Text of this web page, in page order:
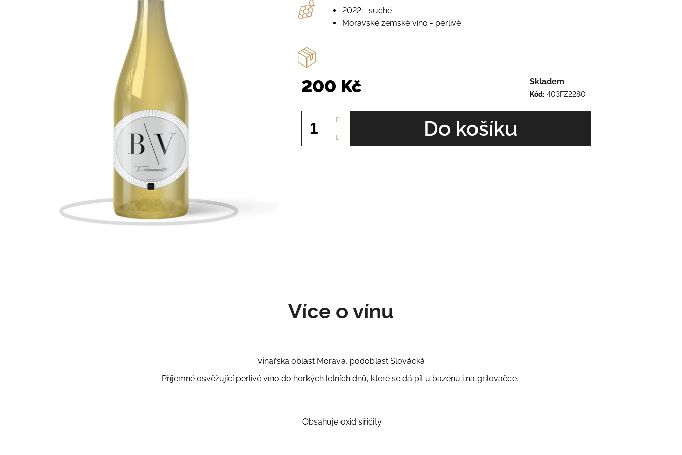
2022 - suché
Moravské zemské víno - perlivé
200 Kč Skladem
Kód: 403FZ2280
Do košíku
Více o vínu
Vinařská oblast Morava, podoblast Slovácká
Příjemně osvěžující perlivé víno do horkých letních dnů, které se dá pít u bazénu i na grilovačce.
Obsahuje oxid siřičitý